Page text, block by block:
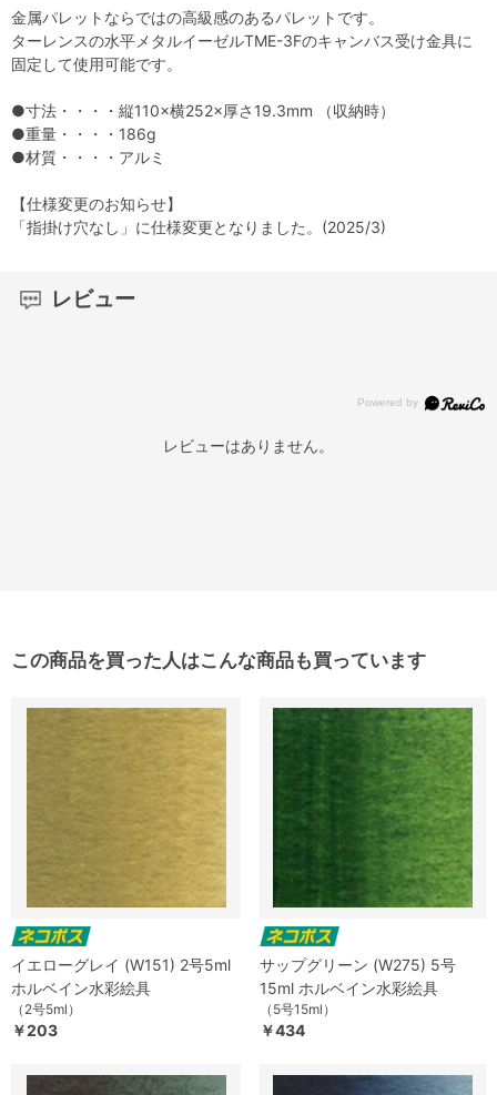
金属パレットならではの高級感のあるパレットです。
ターレンスの水平メタルイーゼルTME-3Fのキャンバス受け金具に
固定して使用可能です。
●寸法・・・・縦110×横252×厚さ19.3mm （収納時）
●重量・・・・186g
●材質・・・・アルミ
【仕様変更のお知らせ】
「指掛け穴なし」に仕様変更となりました。(2025/3)
レビュー
レビューはありません。
この商品を買った人はこんな商品も買っています
イエローグレイ (W151) 2号5ml
ホルベイン水彩絵具
（2号5ml）
￥203
サップグリーン (W275) 5号
15ml ホルベイン水彩絵具
（5号15ml）
￥434